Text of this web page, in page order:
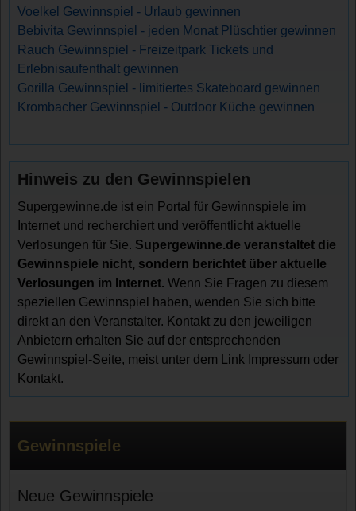
Voelkel Gewinnspiel - Urlaub gewinnen
Bebivita Gewinnspiel - jeden Monat Plüschtier gewinnen
Rauch Gewinnspiel - Freizeitpark Tickets und
Erlebnisaufenthalt gewinnen
Gorilla Gewinnspiel - limitiertes Skateboard gewinnen
Krombacher Gewinnspiel - Outdoor Küche gewinnen
Hinweis zu den Gewinnspielen
Supergewinne.de ist ein Portal für Gewinnspiele im
Internet und recherchiert und veröffentlicht aktuelle
Verlosungen für Sie. Supergewinne.de veranstaltet die
Gewinnspiele nicht, sondern berichtet über aktuelle
Verlosungen im Internet. Wenn Sie Fragen zu diesem
speziellen Gewinnspiel haben, wenden Sie sich bitte
direkt an den Veranstalter. Kontakt zu den jeweiligen
Anbietern erhalten Sie auf der entsprechenden
Gewinnspiel-Seite, meist unter dem Link Impressum oder
Kontakt.
Gewinnspiele
Neue Gewinnspiele